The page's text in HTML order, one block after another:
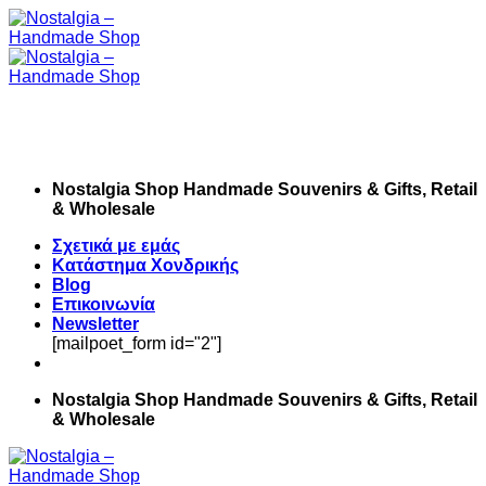
Skip
to
content
Nostalgia Shop Handmade Souvenirs & Gifts, Retail
& Wholesale
Σχετικά με εμάς
Κατάστημα Χονδρικής
Blog
Επικοινωνία
Newsletter
[mailpoet_form id="2"]
Nostalgia Shop Handmade Souvenirs & Gifts, Retail
& Wholesale